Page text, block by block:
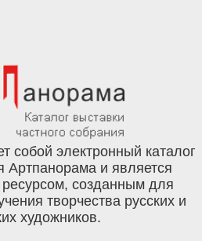
собой электронный каталог
Артпанорама и является
созданным для
творчества русских и
художников.